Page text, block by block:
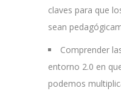
claves para que
sean
Comprender
entorno 2.0 en
podemos